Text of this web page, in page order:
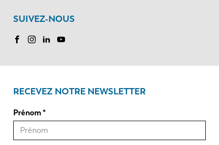
SUIVEZ-NOUS
RECEVEZ NOTRE NEWSLETTER
Prénom